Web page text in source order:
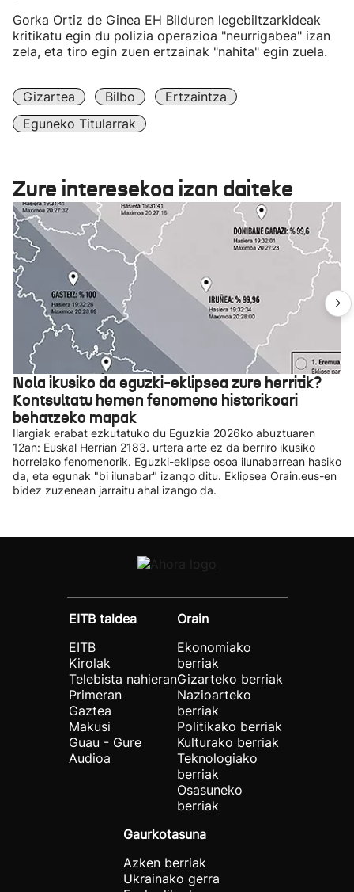
Gorka Ortiz de Ginea EH Bilduren legebiltzarkideak
kritikatu egin du polizia operazioa "neurrigabea" izan
zela, eta tiro egin zuen ertzainak "nahita" egin zuela.
Gizartea Bilbo
Ertzaintza
Eguneko Titularrak
Zure interesekoa izan daiteke
Nola ikusiko da eguzki-eklipsea zure herritik?
Kontsultatu hemen fenomeno historikoari
behatzeko mapak
Ilargiak erabat ezkutatuko du Eguzkia 2026ko abuztuaren
12an: Euskal Herrian 2183. urtera arte ez da berriro ikusiko
horrelako fenomenorik. Eguzki-eklipse osoa ilunabarrean hasiko
da, eta egunak "bi ilunabar" izango ditu. Eklipsea Orain.eus-en
bidez zuzenean jarraitu ahal izango da.
EITB taldea
EITB
Kirolak
Telebista nahieran
Primeran
Gaztea
Makusi
Guau - Gure
Audioa
Orain
Ekonomiako
berriak
Gizarteko berriak
Nazioarteko
berriak
Politikako berriak
Kulturako berriak
Teknologiako
berriak
Osasuneko
berriak
Gaurkotasuna
Azken berriak
Ukrainako gerra